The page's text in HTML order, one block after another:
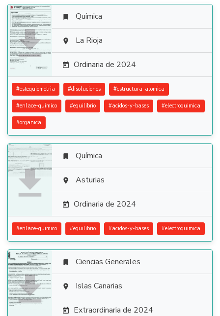

 Química
 La Rioja
 Ordinaria de 2024
#estequiometria #disoluciones #estructura-atomica
#enlace-quimico #equilibrio #acidos-y-bases #electroquimica
#organica

 Química
 Asturias
 Ordinaria de 2024
#enlace-quimico #equilibrio #acidos-y-bases #electroquimica

 Ciencias Generales
 Islas Canarias
 Extraordinaria de 2024